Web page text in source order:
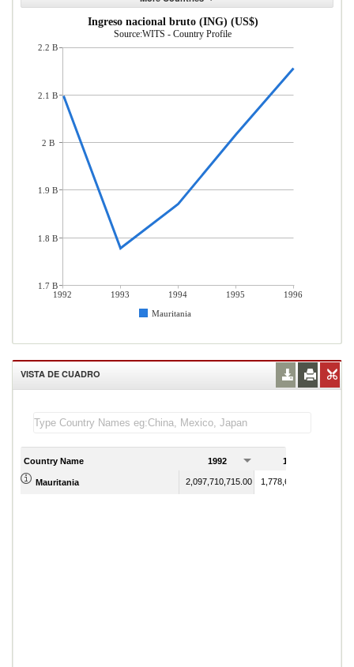
Ingreso nacional bruto (ING) (US$)
Source:WITS - Country Profile
1992 1993 1994 1995
1996
Mauritania
2.2 B
2.1 B
2 B
1.9 B
1.8 B
1.7 B
VISTA DE CUADRO
Country Name 1992 1993
Mauritania 2,097,710,715.00 1,778,655,152.00